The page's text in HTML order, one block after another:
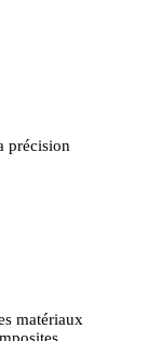
précision
matériaux